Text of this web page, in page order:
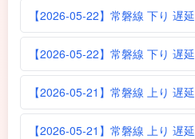
【2026-05-22】常磐線 下り 遅延
【2026-05-22】常磐線 下り 遅延
【2026-05-21】常磐線 上り 遅延
【2026-05-21】常磐線 上り 遅延